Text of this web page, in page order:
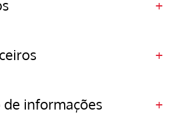
de informações